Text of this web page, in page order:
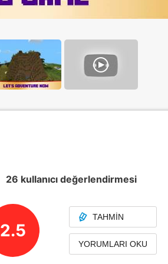
26 kullanıcı değerlendirmesi
2.5
TAHMIN
YORUMLARI OKU